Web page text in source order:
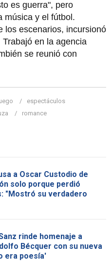
es guerra", pero
música y el fútbol.
los escenarios, incursionó
en la agencia
se reunió con
espectáculos
romance
a Oscar Custodio de
solo porque perdió
"Mostró su verdadero
rinde homenaje a
Bécquer con su nueva
era poesía'